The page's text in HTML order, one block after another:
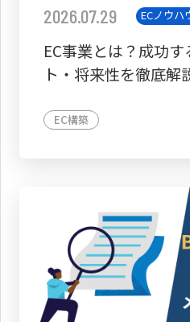
2026.07.29 ECノウハ
EC事業とは？成功
ト・将来性を徹底解
EC構築